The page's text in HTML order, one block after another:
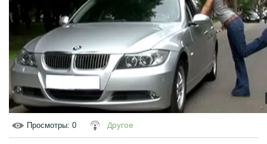
Просмотры: 0 Другое